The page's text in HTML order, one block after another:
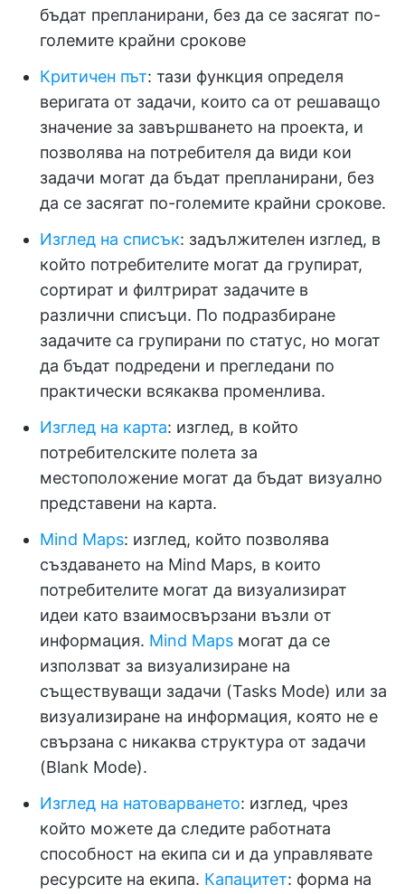
бъдат препланирани, без да се засягат по-
големите крайни срокове
Критичен път: тази функция определя
веригата от задачи, които са от решаващо
значение за завършването на проекта, и
позволява на потребителя да види кои
задачи могат да бъдат препланирани, без
да се засягат по-големите крайни срокове.
Изглед на списък: задължителен изглед, в
който потребителите могат да групират,
сортират и филтрират задачите в
различни списъци. По подразбиране
задачите са групирани по статус, но могат
да бъдат подредени и прегледани по
практически всякаква променлива.
Изглед на карта: изглед, в който
потребителските полета за
местоположение могат да бъдат визуално
представени на карта.
Mind Maps: изглед, който позволява
създаването на Mind Maps, в които
потребителите могат да визуализират
идеи като взаимосвързани възли от
информация. Mind Maps могат да се
използват за визуализиране на
съществуващи задачи (Tasks Mode) или за
визуализиране на информация, която не е
свързана с никаква структура от задачи
(Blank Mode).
Изглед на натоварването: изглед, чрез
който можете да следите работната
способност на екипа си и да управлявате
ресурсите на екипа. Капацитет: форма на